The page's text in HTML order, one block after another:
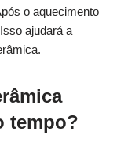
o aquecimento
ajudará a
tempo?